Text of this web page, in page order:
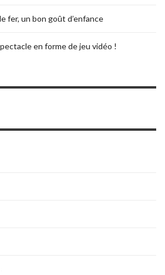
fer, un bon goût d’enfance
en forme de jeu vidéo !